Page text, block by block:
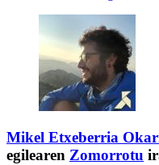
Mikel Etxeberria
egilearen Zomorrotu